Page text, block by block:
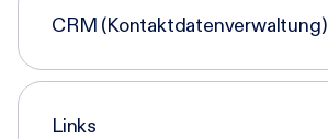
CRM (Kontaktdatenverwaltung)
Links